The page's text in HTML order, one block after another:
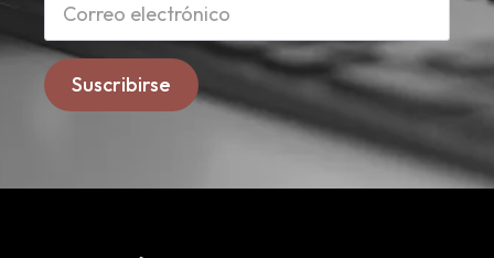
Suscribirse